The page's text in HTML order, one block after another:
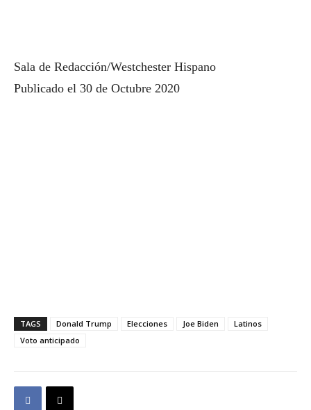
Sala de Redacción/Westchester Hispano
Publicado el 30 de Octubre 2020
TAGS Donald Trump Elecciones Joe Biden
Latinos
Voto anticipado